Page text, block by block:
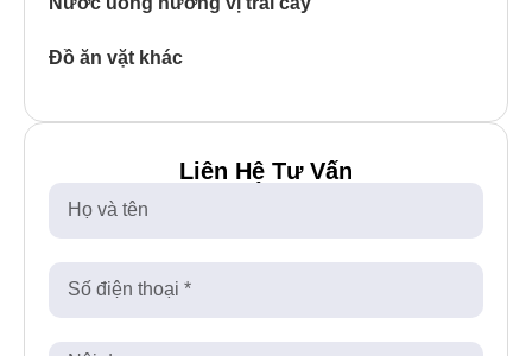
Đồ ăn vặt khác
Liên Hệ Tư Vấn